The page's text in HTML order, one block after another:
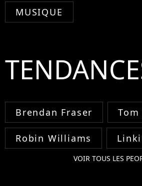
MUSIQUE
Brendan Fraser
Robin Williams
VOIR TOUS LES